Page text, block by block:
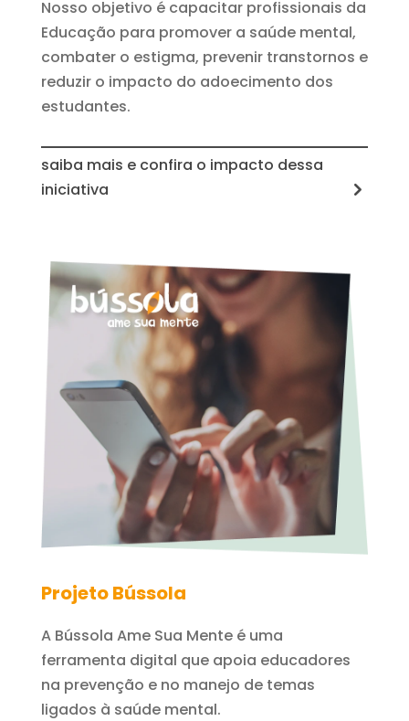
Nosso objetivo é capacitar profissionais da
Educação para promover a saúde mental,
combater o estigma, prevenir transtornos e
reduzir o impacto do adoecimento dos
estudantes.
saiba mais e confira o impacto dessa
iniciativa
Projeto Bússola
A Bússola Ame Sua Mente é uma
ferramenta digital que apoia educadores
na prevenção e no manejo de temas
ligados à saúde mental.